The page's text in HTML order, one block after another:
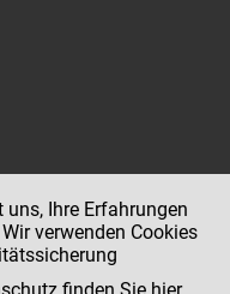
uns, Ihre Erfahrungen
verwenden Cookies